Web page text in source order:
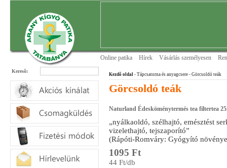
Online patika Hírek Vásárlás személyesen
Keresõ:
Kezdõ oldal - Tápcsatorna és anyagcsere - Görcsoldó teák
Görcsoldó teák
Naturland Édesköménytermés tea filtertea
„nyálkaoldó, szélhajtó, emésztést
vizelethajtó, tejszaporító”
(Rápóti-Romváry: Gyógyító
1095 Ft
44 Ft/db